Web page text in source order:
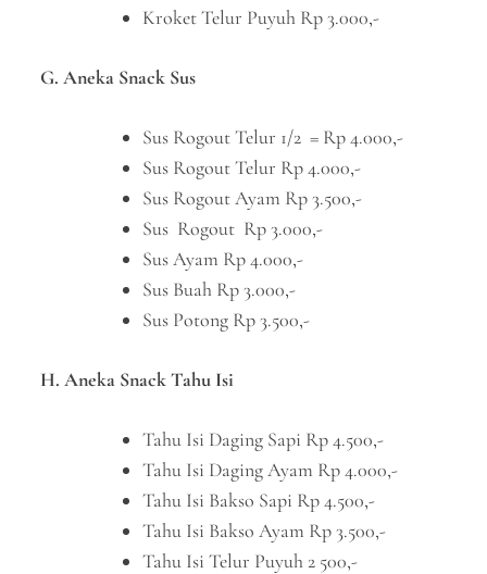
Kroket Telur Puyuh Rp 3.000,-
G. Aneka Snack Sus
Sus Rogout Telur 1/2 = Rp 4.000,-
Sus Rogout Telur Rp 4.000,-
Sus Rogout Ayam Rp 3.500,-
Sus Rogout Rp 3.000,-
Sus Ayam Rp 4.000,-
Sus Buah Rp 3.000,-
Sus Potong Rp 3.500,-
H. Aneka Snack Tahu Isi
Tahu Isi Daging Sapi Rp 4.500,-
Tahu Isi Daging Ayam Rp 4.000,-
Tahu Isi Bakso Sapi Rp 4.500,-
Tahu Isi Bakso Ayam Rp 3.500,-
Tahu Isi Telur Puyuh 2 500,-